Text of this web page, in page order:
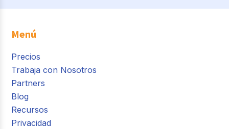
Menú
Precios
Trabaja con Nosotros
Partners
Blog
Recursos
Privacidad